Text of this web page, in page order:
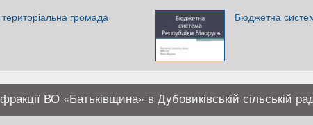
громада Бюджетна
ВО «Батьківщина» в Дубовиківській сільській